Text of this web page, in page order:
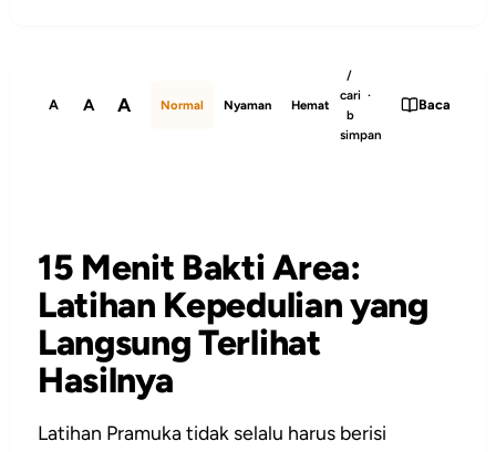
A A A Normal Nyaman Hemat
/
cari ·
b
simpan
Baca
15 Menit Bakti Area:
Latihan Kepedulian yang
Langsung Terlihat
Hasilnya
Latihan Pramuka tidak selalu harus berisi